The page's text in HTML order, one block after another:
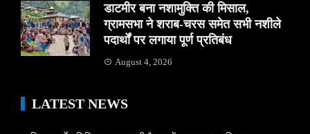
डाटमीर बना नशामुक्ति की मिसाल,
ग्रामसभा ने शराब-चरस समेत सभी नशीले
पदार्थों पर लगाया पूर्ण प्रतिबंध
August 4, 2026
LATEST NEWS